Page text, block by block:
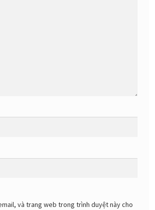
và trang web trong trình duyệt này cho